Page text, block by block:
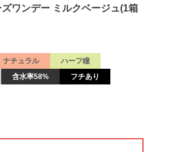
ワンデー ミルクベージュ(1箱
ナチュラル
ハーフ瞳
含水率58% フチあり